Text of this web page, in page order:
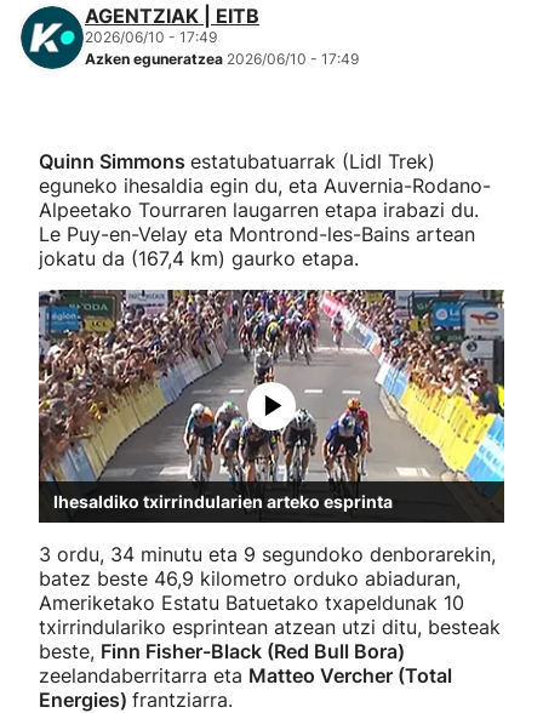
AGENTZIAK | EITB
2026/06/10 - 17:49
Azken eguneratzea 2026/06/10 - 17:49
Quinn Simmons estatubatuarrak (Lidl Trek)
eguneko ihesaldia egin du, eta Auvernia-Rodano-
Alpeetako Tourraren laugarren etapa irabazi du.
Le Puy-en-Velay eta Montrond-les-Bains artean
jokatu da (167,4 km) gaurko etapa.
Ihesaldiko txirrindularien arteko esprinta
3 ordu, 34 minutu eta 9 segundoko denborarekin,
batez beste 46,9 kilometro orduko abiaduran,
Ameriketako Estatu Batuetako txapeldunak 10
txirrindulariko esprintean atzean utzi ditu, besteak
beste, Finn Fisher-Black (Red Bull Bora)
zeelandaberritarra eta Matteo Vercher (Total
Energies) frantziarra.